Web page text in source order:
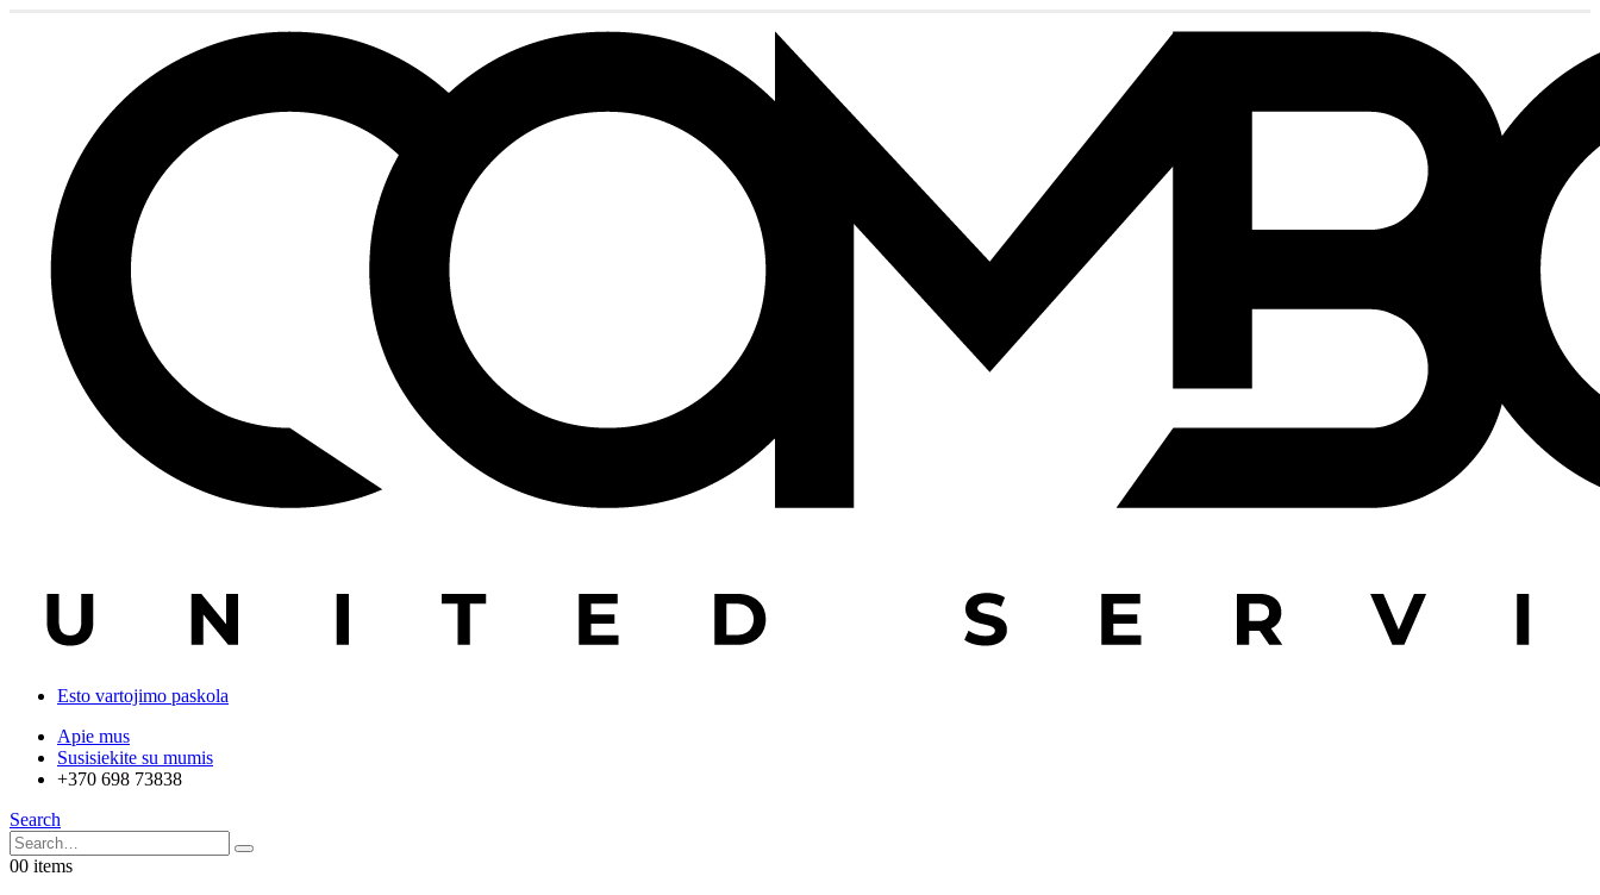
Esto vartojimo paskola
Apie mus
Susisiekite su mumis
+370 698 73838
Search
00 items